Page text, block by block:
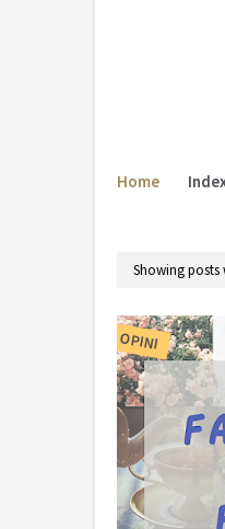
Home
Showing posts
OPINI